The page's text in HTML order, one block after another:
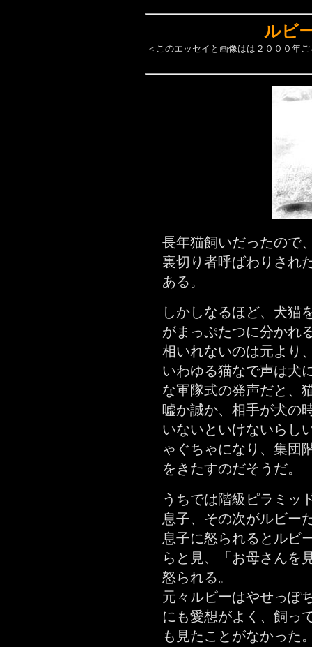
ルビ
＜このエッセイと画像はは２０００年
長年猫飼いだったので
裏切り者呼ばわりされ
ある。
しかしなるほど、犬猫
がまっぷたつに分かれ
相いれないのは元より
いわゆる猫なで声は犬
な軍隊式の発声だと、
嘘か誠か、相手が犬の
いないといけないらし
ゃぐちゃになり、集団
をきたすのだそうだ。
うちでは階級ピラミッ
息子、その次がルビー
息子に怒られるとルビ
らと見、「お母さんを
怒られる。
元々ルビーはやせっぽ
にも愛想がよく、飼っ
も見たことがなかった